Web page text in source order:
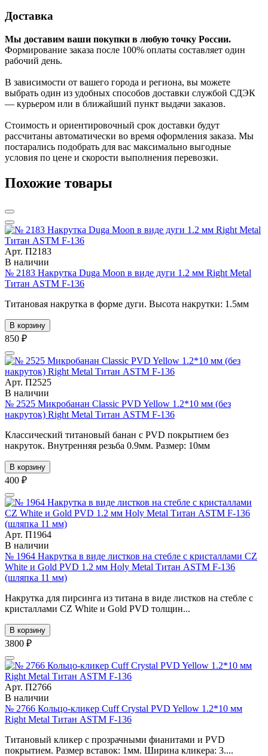
Доставка
Мы доставим ваши покупки в любую точку России.
Формирование заказа после 100% оплаты составляет один
рабочий день.
В зависимости от вашего города и региона, вы можете
выбрать один из удобных способов доставки службой СДЭК
— курьером или в ближайший пункт выдачи заказов.
Стоимость и ориентировочный срок доставки будут
рассчитаны автоматически во время оформления заказа. Мы
постарались подобрать для вас максимально выгодные
условия по цене и скорости выполнения перевозки.
Похожие товары
Арт. П2183
В наличии
№ 2183 Накрутка Duga Moon в виде дуги 1.2 мм Right Metal
Титан ASTM F-136
Титановая накрутка в форме дуги. Высота накрутки: 1.5мм
В корзину
850 ₽
Арт. П2525
В наличии
№ 2525 Микробанан Classic PVD Yellow 1.2*10 мм (без
накруток) Right Metal Титан ASTM F-136
Классический титановый банан с PVD покрытием без
накруток. Внутренняя резьба 0.9мм. Размер: 10мм
В корзину
400 ₽
Арт. П1964
В наличии
№ 1964 Накрутка в виде листков на стебле с кристаллами CZ
White и Gold PVD 1.2 мм Holy Metal Титан ASTM F-136
(шляпка 11 мм)
Накрутка для пирсинга из титана в виде листков на стебле с
кристаллами CZ White и Gold PVD толщин...
В корзину
3800 ₽
Арт. П2766
В наличии
№ 2766 Кольцо-кликер Cuff Crystal PVD Yellow 1.2*10 мм
Right Metal Титан ASTM F-136
Титановый кликер с прозрачными фианитами и PVD
покрытием. Размер вставок: 1мм. Ширина кликера: 3....